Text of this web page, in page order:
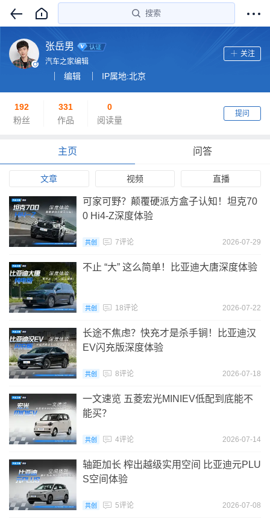
搜索
张岳男
汽车之家编辑
编辑 IP属地:北京
关注
192
粉丝
331
作品
0
阅读量
提问
主页 问答
文章 视频 直播
可家可野？颠覆硬派方盒子认知！坦克70
0 Hi4-Z深度体验
共创 7评论 2026-07-29
不止 “大” 这么简单！比亚迪大唐深度体验
共创 18评论 2026-07-22
长途不焦虑？快充才是杀手锏！比亚迪汉
EV闪充版深度体验
共创 8评论 2026-07-18
一文速览 五菱宏光MINIEV低配到底能不
能买？
共创 4评论 2026-07-14
轴距加长 榨出越级实用空间 比亚迪元PLU
S空间体验
共创 5评论 2026-07-08